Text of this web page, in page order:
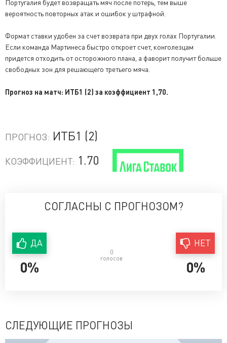
Португалия будет возвращать мяч после потерь, тем выше
вероятность повторных атак и ошибок у штрафной.
Формат ставки удобен за счет возврата при двух голах Португалии.
Если команда Мартинеса быстро откроет счет, конголезцам
придется отходить от осторожного плана, а фаворит получит больше
свободных зон для решающего третьего мяча.
Прогноз на матч: ИТБ1 (2) за коэффициент 1,70.
ПРОГНОЗ: ИТБ1 (2)
КОЭФФИЦИЕНТ: 1.70
СОГЛАСНЫ С ПРОГНОЗОМ?
ДА
0%
0
голосов
0%
НЕТ
СЛЕДУЮЩИЕ ПРОГНОЗЫ